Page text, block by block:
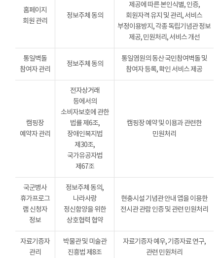
홈페이지
회원 관리
정보주체 동의
제공에 따른 본인식별, 인증,
회원자격 유지 및 관리, 서비스
부정이용방지, 각종 독립기념관 정보
제공, 민원처리, 서비스 개선
통일벽돌
참여자 관리
정보주체 동의
통일염원의 동산 국민참여벽돌 및
참여자 등록, 확인 서비스 제공
캠핑장
예약자 관리
전자상거래
등에서의
소비자보호에 관한
법률 제6조,
장애인복지법
제30조,
국가유공자법
제67조
캠핑장 예약 및 이용과 관련한
민원처리
국군병사
휴가프로그
램 신청자
정보
정보주체 동의,
나라사랑
정신함양을 위한
상호협력 협약
현충시설 기념관 안내 앱을 이용한
전시관 관람 인증 및 관련 민원처리
자료기증자
관리
박물관 및 미술관
진흥법 제8조
자료기증자 예우, 기증자료 연구,
관련 민원처리